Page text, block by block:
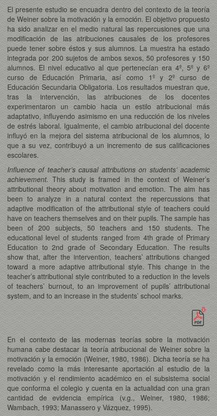
El presente estudio se encuadra dentro del contexto de la teoría
de Weiner sobre la motivación y la emoción. El objetivo propuesto
ha sido analizar en el medio natural las repercusiones que una
modificación de las atribuciones causales de los profesores
puede tener sobre éstos y sus alumnos. La muestra ha estado
integrada por 200 sujetos de ambos sexos, 50 profesores y 150
alumnos. El nivel educativo al que pertenecían era 4º, 5º y 6º
curso de Educación Primaria, así como 1º y 2º curso de
Educación Secundaria Obligatoria. Los resultados muestran que,
tras la intervención, las atribuciones de los docentes
experimentaron un cambio hacia un estilo atribucional más
adaptativo, influyendo asimismo en una reducción de los niveles
de estrés laboral. Igualmente, el cambio atribucional del docente
influyó en la mejora del sistema atribucional de los alumnos, lo
que a su vez, contribuyó a un incremento de sus calificaciones
escolares.
Influence of teacher’s causal attributions on students’ academic
achievement.This study is framed in the context of Weiner’s
attributional theory about motivation and emotion. The aim has
been to analyze in a natural context the repercussions that
adaptive modification of the attributional style of teachers could
have on teachers themselves and on their pupils. The sample has
been of 200 subjects, 50 teachers and 150 students. The
educational level of students ranged from 4th grade of Primary
Education to 2nd grade of Secondary Education. The results
show that, after the intervention, teachers’ attributions changed
toward a more adaptive attributional style. This change in the
teacher’s attributional style contributed to a reduction in the levels
of teachers’ burnout, to an improvement of pupils’ attributional
system, and to an increase in the students’ school marks.
En el contexto de las modernas teorías sobre la motivación
humana cabe destacar la teoría atribucional de Weiner sobre la
motivación y la emoción (Weiner, 1980, 1986). Dicha teoría se ha
revelado como la más interesante aportación al estudio de la
motivación y el rendimiento académico en el subsistema social
que conforma el colegio y cuenta en la actualidad con una gran
cantidad de evidencia empírica (v.g., Weiner, 1980, 1986;
Wambach, 1993; Manassero y Vázquez, 1995).